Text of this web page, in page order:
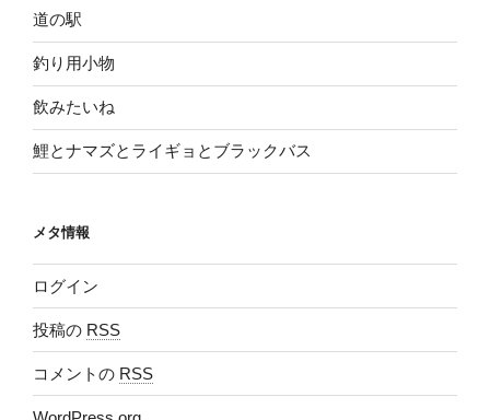
道の駅
釣り用小物
飲みたいね
鯉とナマズとライギョとブラックバス
メタ情報
ログイン
投稿の RSS
コメントの RSS